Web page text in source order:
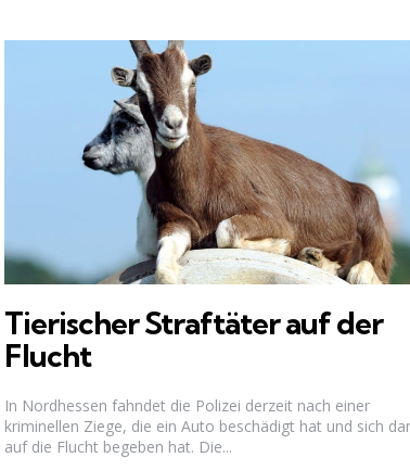
Tierischer Straftäter auf der
Flucht
In Nordhessen fahndet die Polizei derzeit nach einer
kriminellen Ziege, die ein Auto beschädigt hat und sich
auf die Flucht begeben hat. Die...